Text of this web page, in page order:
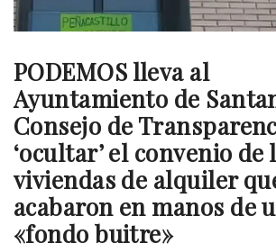
PODEMOS lleva al
Ayuntamiento de
Consejo de
‘ocultar’ el convenio de
viviendas de alquiler
acabaron en manos de
«fondo buitre»